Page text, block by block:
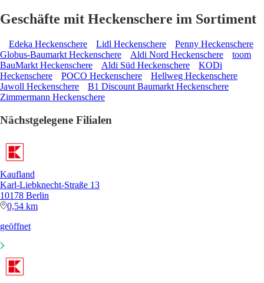
Geschäfte mit Heckenschere im Sortiment
Edeka Heckenschere Lidl Heckenschere
Penny Heckenschere
Globus-Baumarkt Heckenschere
Aldi Nord Heckenschere
toom
BauMarkt Heckenschere
Aldi Süd Heckenschere
KODi
Heckenschere
POCO Heckenschere
Hellweg Heckenschere
Jawoll Heckenschere
B1 Discount Baumarkt Heckenschere
Zimmermann Heckenschere
Nächstgelegene Filialen
Kaufland
Karl-Liebknecht-Straße 13
10178 Berlin
0,54 km
geöffnet